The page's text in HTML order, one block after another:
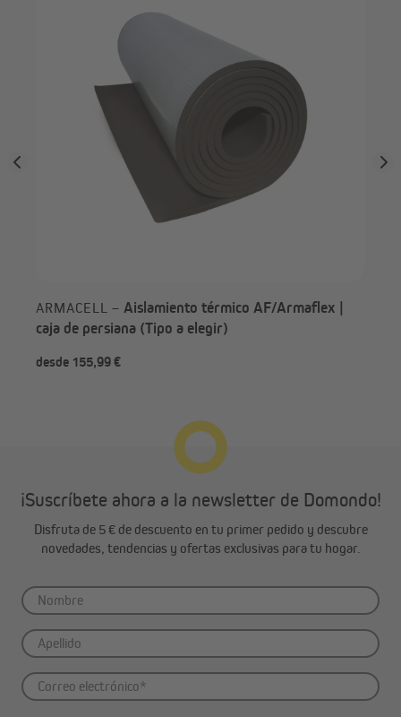
ARMACELL – Aislamiento térmico AF/Armaflex |
caja de persiana (Tipo a elegir)
desde 155,99 €
¡Suscríbete ahora a la newsletter de Domondo!
Disfruta de 5 € de descuento en tu primer pedido y descubre
novedades, tendencias y ofertas exclusivas para tu hogar.